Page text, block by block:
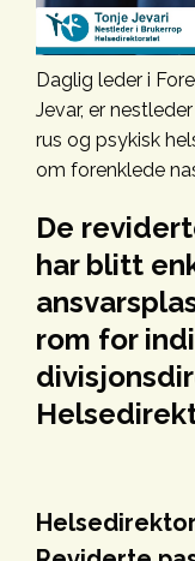
Daglig leder i
Jevar, er
rus og psykisk
om forenklede
De
har blitt
rom for